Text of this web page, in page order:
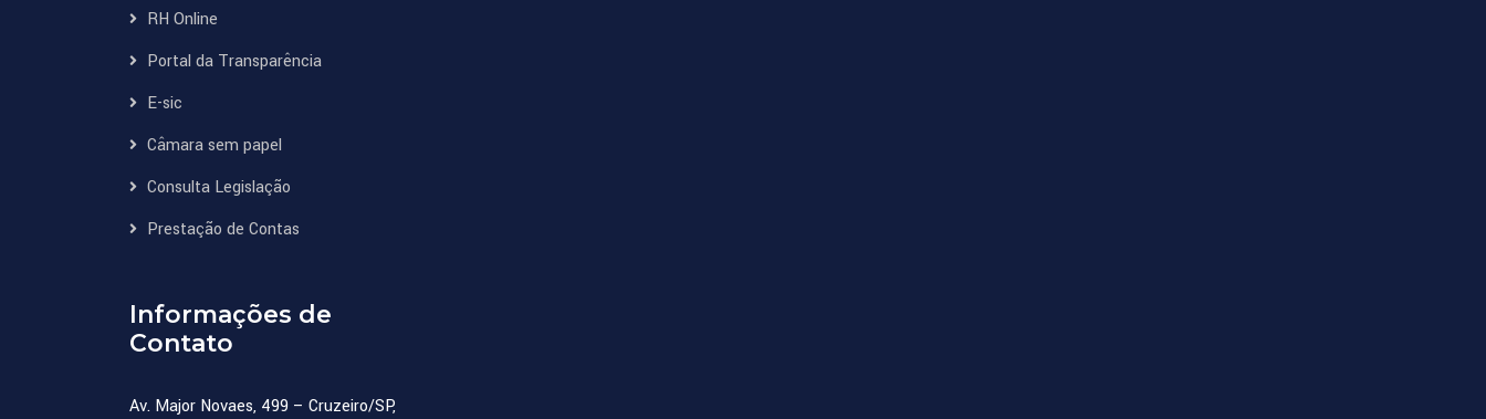
RH Online
Portal da Transparência
E-sic
Câmara sem papel
Consulta Legislação
Prestação de Contas
Informações de
Contato
Av. Major Novaes, 499 – Cruzeiro/SP,